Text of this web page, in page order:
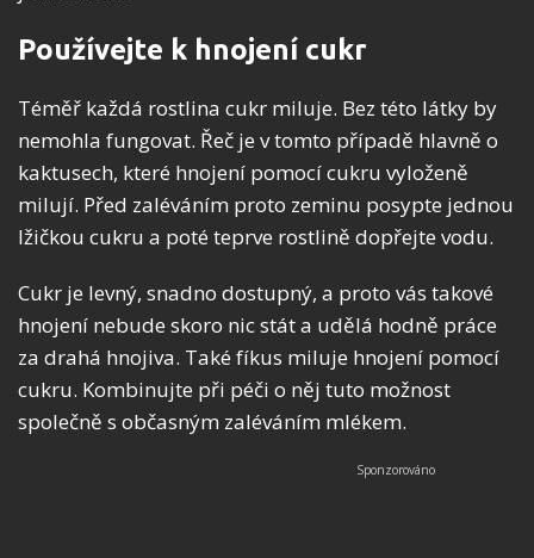
Používejte k hnojení cukr
Téměř každá rostlina cukr miluje. Bez této látky by
nemohla fungovat. Řeč je v tomto případě hlavně o
kaktusech, které hnojení pomocí cukru vyloženě
milují. Před zaléváním proto zeminu posypte jednou
lžičkou cukru a poté teprve rostlině dopřejte vodu.
Cukr je levný, snadno dostupný, a proto vás takové
hnojení nebude skoro nic stát a udělá hodně práce
za drahá hnojiva. Také fíkus miluje hnojení pomocí
cukru. Kombinujte při péči o něj tuto možnost
společně s občasným zaléváním mlékem.